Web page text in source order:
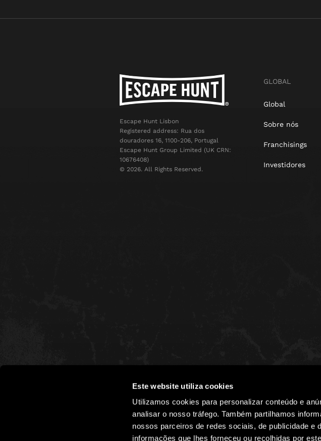
Este website utiliza cookies
Utilizamos cookies para personalizar conteúdo e
analisar o nosso tráfego. Também partilhamos
nossos parceiros de redes sociais, de publicidade e
informações que lhes forneceu ou recolhidas por
Escape Hunt Lisbon
Registered address: Rua dos
douradores 16, 1100-206, Portugal
Escape Hunt Group Limited (UK CRN:
10676408)
©️ 2026. All Rights Reserved.
GLOBAL
Global
Sobre nós
Franchisings
Investidores